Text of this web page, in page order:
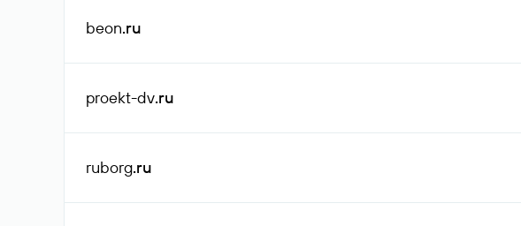
beon.ru
proekt-dv.ru
ruborg.ru